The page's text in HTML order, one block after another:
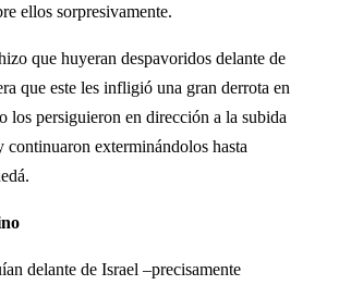
ellos sorpresivamente.
que huyeran despavoridos delante de
que este les infligió una gran derrota en
los persiguieron en dirección a la subida
continuaron exterminándolos hasta
delante de Israel –precisamente